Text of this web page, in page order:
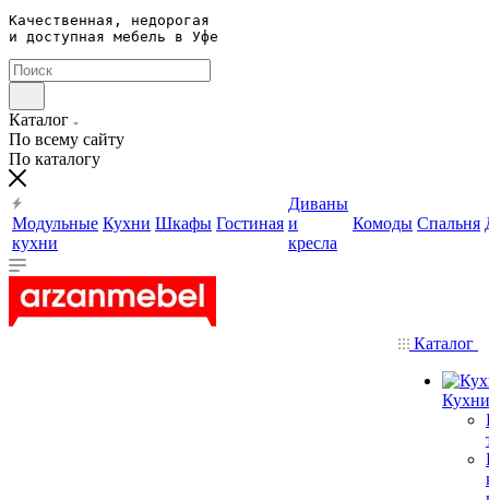
Качественная, недорогая
и доступная мебель в Уфе
Каталог
По всему сайту
По каталогу
Модульные
кухни
Кухни Шкафы Гостиная
Диваны
и
кресла
Комоды Спальня
Каталог
Кухни